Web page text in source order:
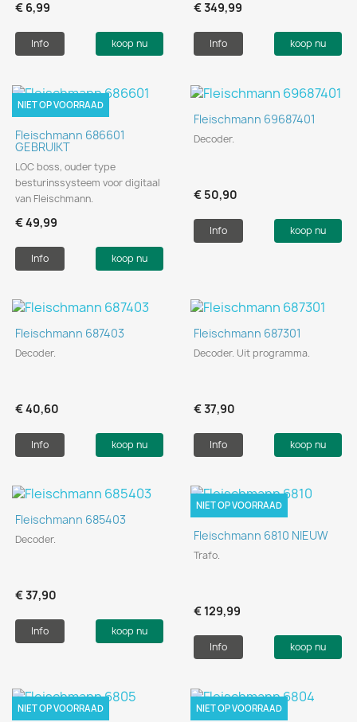
€ 6,99
Info koop nu
€ 349,99
Info koop nu
Fleischmann 686601
GEBRUIKT
LOC boss, ouder type
besturinssysteem voor digitaal
van Fleischmann.
€ 49,99
Info koop nu
NIET OP VOORRAAD
Fleischmann 69687401
Decoder.
€ 50,90
Info koop nu
Fleischmann 687403
Decoder.
€ 40,60
Info koop nu
Fleischmann 687301
Decoder. Uit programma.
€ 37,90
Info koop nu
Fleischmann 685403
Decoder.
€ 37,90
Info koop nu
Fleischmann 6810 NIEUW
Trafo.
€ 129,99
Info koop nu
NIET OP VOORRAAD
NIET OP VOORRAAD NIET OP VOORRAAD